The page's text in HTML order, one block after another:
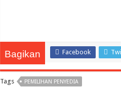
Bagikan Facebook
Tags PEMILIHAN PENYEDIA